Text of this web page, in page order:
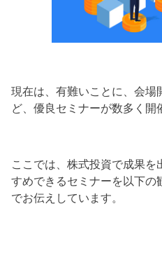
現在は、有難いことに、会場
ど、優良セミナーが数多く開
ここでは、株式投資で成果を
すめできるセミナーを以下の
でお伝えしています。